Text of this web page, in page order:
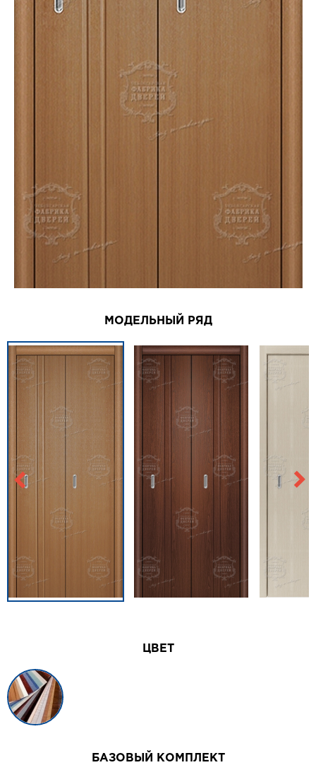
МОДЕЛЬНЫЙ РЯД
ЦВЕТ
БАЗОВЫЙ КОМПЛЕКТ